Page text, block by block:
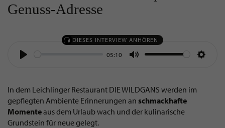
Genuss-Adresse
DIESES INTERVIEW ANHÖREN
05:10
In dem Leichlinger Restaurant DIE WILDGANS werden im
gepflegten Ambiente Erinnerungen an schmackhafte
Momenteaus dem Urlaub wach und der kulinarische
Grundstein für neue gelegt.